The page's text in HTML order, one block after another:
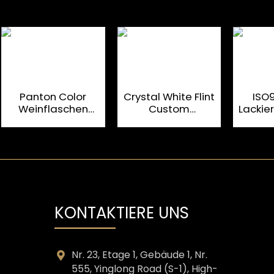
Panton Color
Weinflaschen
Crystal White Flint
Custom
KONTAKTIERE UNS
Nr. 23, Etage 1, Gebäude 1, Nr.
555, Yinglong Road (S-1), High-